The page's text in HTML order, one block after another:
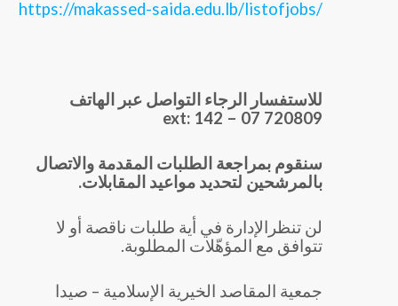
https://makassed-saida.edu.lb/listofjobs/
للاستفسار الرجاء التواصل عبر الهاتف
720809 07 –
ext: 142
سنقوم بمراجعة الطلبات المقدمة والاتصال
بالمرشحين لتحديد مواعيد المقابلات.
لن تنظرالإدارة في أية طلبات ناقصة أو لا
تتوافق مع المؤهّلات المطلوبة.
جمعية المقاصد الخيرية الإسلامية – صيدا